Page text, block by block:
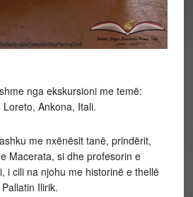
nga ekskursioni me temë:
Loreto, Ankona, Itali.
me nxënësit tanë, prindërit,
Macerata, si dhe profesorin e
i cili na njohu me historinë e thellë
Ilirik.